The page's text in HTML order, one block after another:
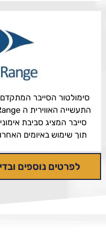
סימולטור הסייבר
סייבר המציג סביבת
תוך שימוש באיומים
לפרטים נוספים